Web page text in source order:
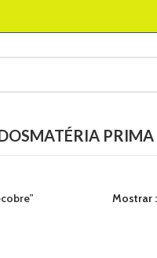
MATÉRIA PRIMA
Mostrar